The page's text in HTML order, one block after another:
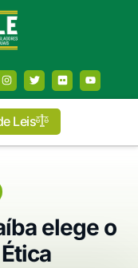
Leis
elege o